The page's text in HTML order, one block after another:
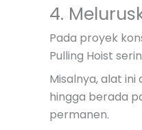
4.
Pada proyek
Pulling Hoist
Misalnya, alat
hingga berada
permanen.